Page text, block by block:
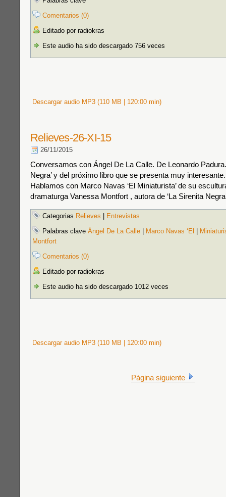
Comentarios (0)
Editado por radiokras
Este audio ha sido descargado 756 veces
Descargar audio MP3 (110 MB | 120:00 min)
Relieves-26-XI-15
26/11/2015
Conversamos con Ángel De La Calle. De Leonardo
Negra’ y del próximo libro que se presenta muy interesante.
Hablamos con Marco Navas ‘El Miniaturista’ de su
dramaturga Vanessa Montfort , autora de ‘La Sirenita
Categorias Relieves
Entrevistas
Palabras clave Ángel De La Calle Marco Navas ‘El
Montfort
Comentarios (0)
Editado por radiokras
Este audio ha sido descargado 1012 veces
Descargar audio MP3 (110 MB | 120:00 min)
Página siguiente